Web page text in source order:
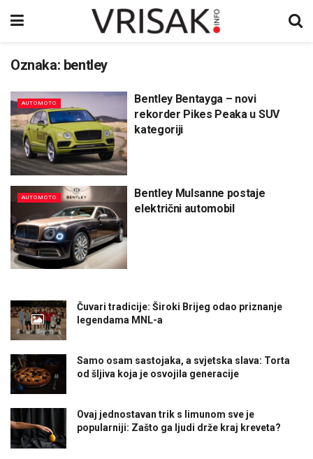
Oznaka: bentley
AUTOMOTO
Bentley Bentayga – novi
rekorder Pikes Peaka u SUV
kategoriji
AUTOMOTO
Bentley Mulsanne postaje
električni automobil
Čuvari tradicije: Široki Brijeg odao priznanje
legendama MNL-a
Samo osam sastojaka, a svjetska slava: Torta
od šljiva koja je osvojila generacije
Ovaj jednostavan trik s limunom sve je
popularniji: Zašto ga ljudi drže kraj kreveta?